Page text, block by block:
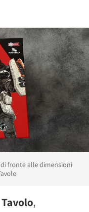
fronte alle dimensioni
,